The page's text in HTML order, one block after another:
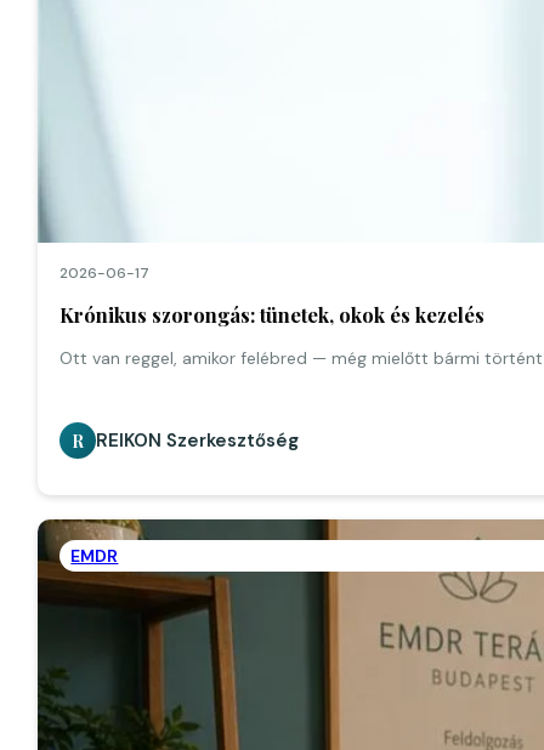
2026-06-17
Krónikus szorongás: tünetek, okok és kezelés
Ott van reggel, amikor felébred — még mielőtt bármi
R REIKON Szerkesztőség
EMDR